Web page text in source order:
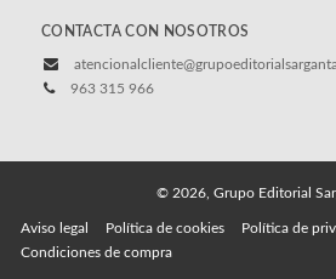
CONTACTA CON NOSOTROS
963 315 966
© 2026, Grupo Editorial
Aviso legal Política de cookies
Política de
Condiciones de compra